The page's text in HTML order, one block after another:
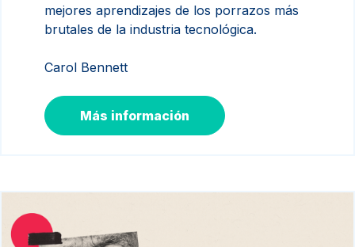
mejores aprendizajes de los porrazos más
brutales de la industria tecnológica.
Carol Bennett
Más información